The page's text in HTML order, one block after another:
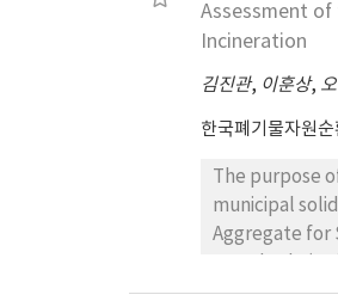
Assessment
Incineration
김진관, 이훈상,
한국폐기물자원순
The purpose
municipal
Aggregate for
and “B.” In